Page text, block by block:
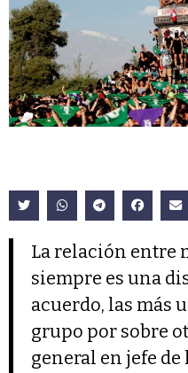
La relación entre
siempre es una
acuerdo, las más
grupo por sobre
general en jefe